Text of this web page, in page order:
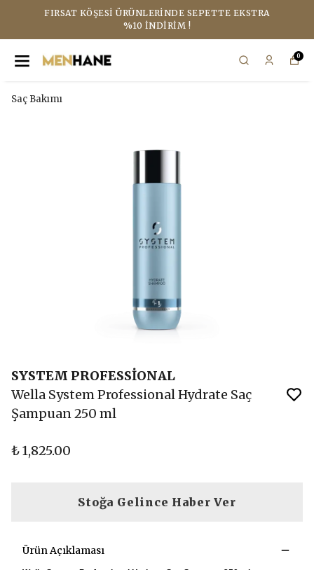
FIRSAT KÖŞESI ÜRÜNLERINDE SEPETTE EKSTRA
%10 İNDIRIM !
0
Saç Bakımı
SYSTEM PROFESSİONAL
Wella System Professional Hydrate Saç
Şampuan 250 ml
₺ 1,825.00
Stoğa Gelince Haber Ver
Ürün Açıklaması